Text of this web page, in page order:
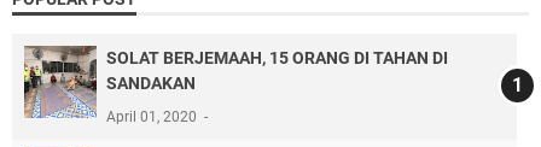
SOLAT BERJEMAAH, 15 ORANG DI TAHAN DI
SANDAKAN
April 01, 2020